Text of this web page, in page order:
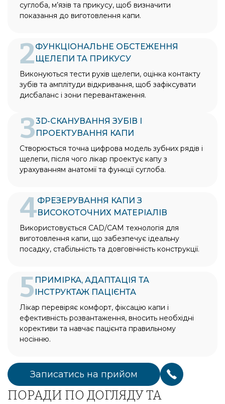
суглоба, м’язів та прикусу, щоб визначити
показання до виготовлення капи.
2ФУНКЦІОНАЛЬНЕ ОБСТЕЖЕННЯ
ЩЕЛЕПИ ТА ПРИКУСУ
Виконуються тести рухів щелепи, оцінка контакту
зубів та амплітуди відкривання, щоб зафіксувати
дисбаланс і зони перевантаження.
33D-СКАНУВАННЯ ЗУБІВ І
ПРОЕКТУВАННЯ КАПИ
Створюється точна цифрова модель зубних рядів і
щелепи, після чого лікар проектує капу з
урахуванням анатомії та функції суглоба.
4ФРЕЗЕРУВАННЯ КАПИ З
ВИСОКОТОЧНИХ МАТЕРІАЛІВ
Використовується CAD/CAM технологія для
виготовлення капи, що забезпечує ідеальну
посадку, стабільність та довговічність конструкції.
5 ПРИМІРКА, АДАПТАЦІЯ ТА
ІНСТРУКТАЖ ПАЦІЄНТА
Лікар перевіряє комфорт, фіксацію капи і
ефективність розвантаження, вносить необхідні
корективи та навчає пацієнта правильному
носінню.
Записатись на прийом
ПОРАДИ ПО ДОГЛЯДУ ТА